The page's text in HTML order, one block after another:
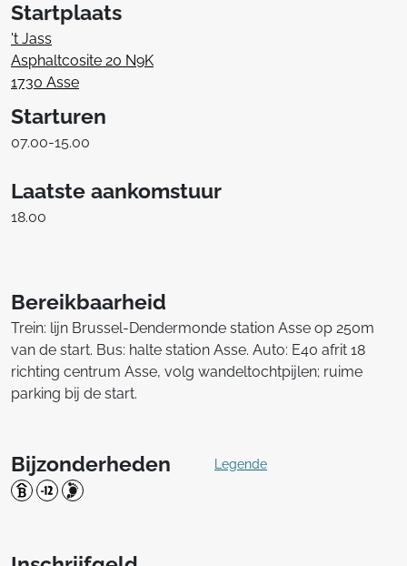
Startplaats
't Jass
Asphaltcosite 20 N9K
1730 Asse
Starturen
07.00-15.00
Laatste aankomstuur
18.00
Bereikbaarheid
Trein: lijn Brussel-Dendermonde station Asse op 250m
van de start. Bus: halte station Asse. Auto: E40 afrit 18
richting centrum Asse, volg wandeltochtpijlen; ruime
parking bij de start.
Bijzonderheden Legende